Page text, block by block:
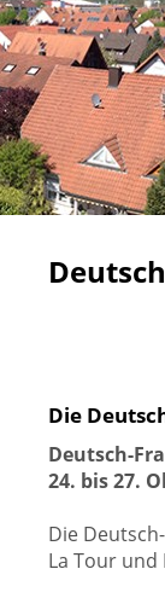
Die
Deutsch-
24. bis 27.
Die
La Tour und